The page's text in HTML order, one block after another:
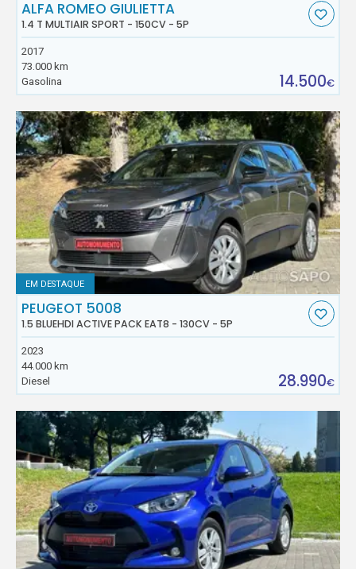
ALFA ROMEO GIULIETTA
1.4 T MULTIAIR SPORT - 150CV - 5P
2017
73.000 km
Gasolina
14.500€
EM DESTAQUE
PEUGEOT 5008
1.5 BLUEHDI ACTIVE PACK EAT8 - 130CV - 5P
2023
44.000 km
Diesel
28.990€